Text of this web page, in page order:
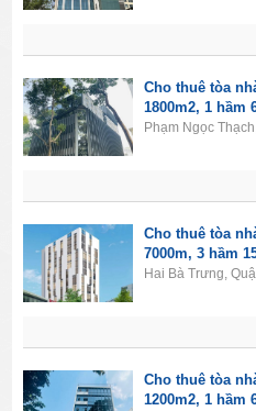
Cho thuê tòa
1800m2, 1 hầm
Phạm Ngọc
Cho thuê tòa
7000m, 3 hầm
Hai Bà Trưng,
Cho thuê tòa
1200m2, 1 hầm